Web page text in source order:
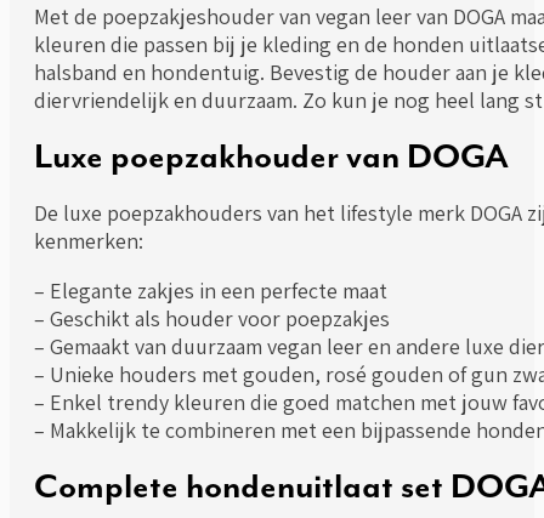
Met de poepzakjeshouder van vegan leer van DOGA
kleuren die passen bij je kleding en de honden
halsband en hondentuig. Bevestig de houder aan je
diervriendelijk en duurzaam. Zo kun je nog heel lang
Luxe poepzakhouder van DOGA
De luxe poepzakhouders van het lifestyle merk
kenmerken:
– Elegante zakjes in een perfecte maat
– Geschikt als houder voor poepzakjes
– Gemaakt van duurzaam vegan leer en andere luxe
– Unieke houders met gouden, rosé gouden of gun
– Enkel trendy kleuren die goed matchen met jouw
– Makkelijk te combineren met een bijpassende
Complete hondenuitlaat set